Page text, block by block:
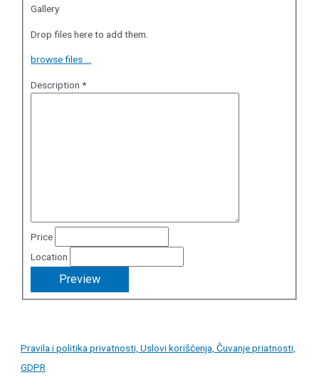
Gallery
Drop files here to add them.
browse files ...
Description*
Price
Location
Pravila i politika privatnosti, Uslovi korišćenja, Čuvanje priatnosti,
GDPR